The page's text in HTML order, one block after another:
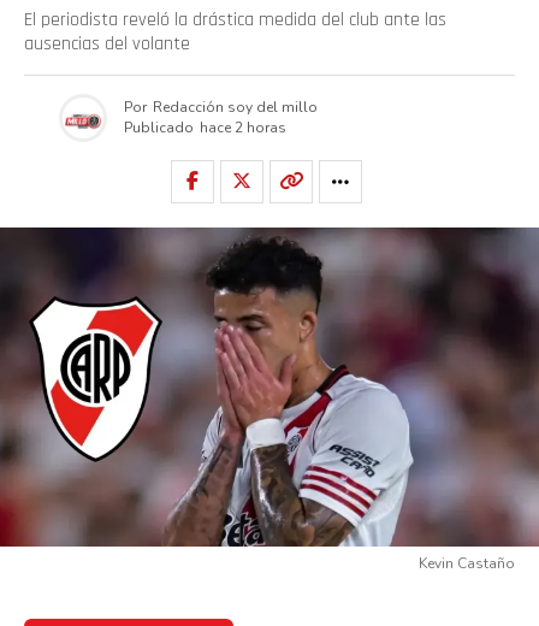
El periodista reveló la drástica medida del club ante las
ausencias del volante
Por Redacción soy del millo
Publicado hace 2 horas
Kevin Castaño
Email